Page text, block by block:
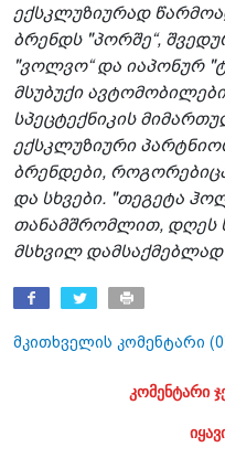
ექსკლუზიურად
ბრენდს "პორშე“,
"ვოლვო“ და იაპონურ
მსუბუქი
სპეცტექნიკის
ექსკლუზიური
ბრენდები,
და სხვები. "თეგეტა
თანამშრომლით, დღეს
მსხვილ დამსაქმებლად
მკითხველის კომენტარი (0
კომენტარი